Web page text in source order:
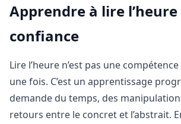
Apprendre à lire l’heure
confiance
Lire l’heure n’est pas une
une fois. C’est un apprentissage
demande du temps, des
retours entre le concret et l’abstrait.